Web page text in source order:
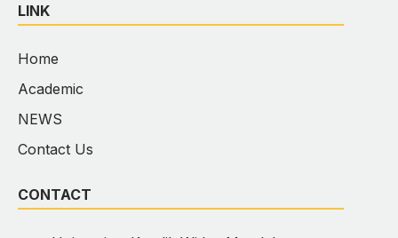
LINK
Home
Academic
NEWS
Contact Us
CONTACT